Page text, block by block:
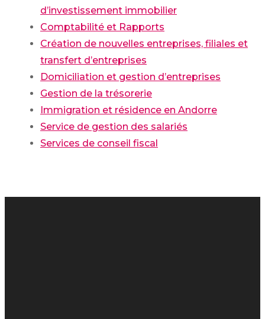
d’investissement immobilier
Comptabilité et Rapports
Création de nouvelles entreprises, filiales et
transfert d’entreprises
Domiciliation et gestion d’entreprises
Gestion de la trésorerie
Immigration et résidence en Andorre
Service de gestion des salariés
Services de conseil fiscal